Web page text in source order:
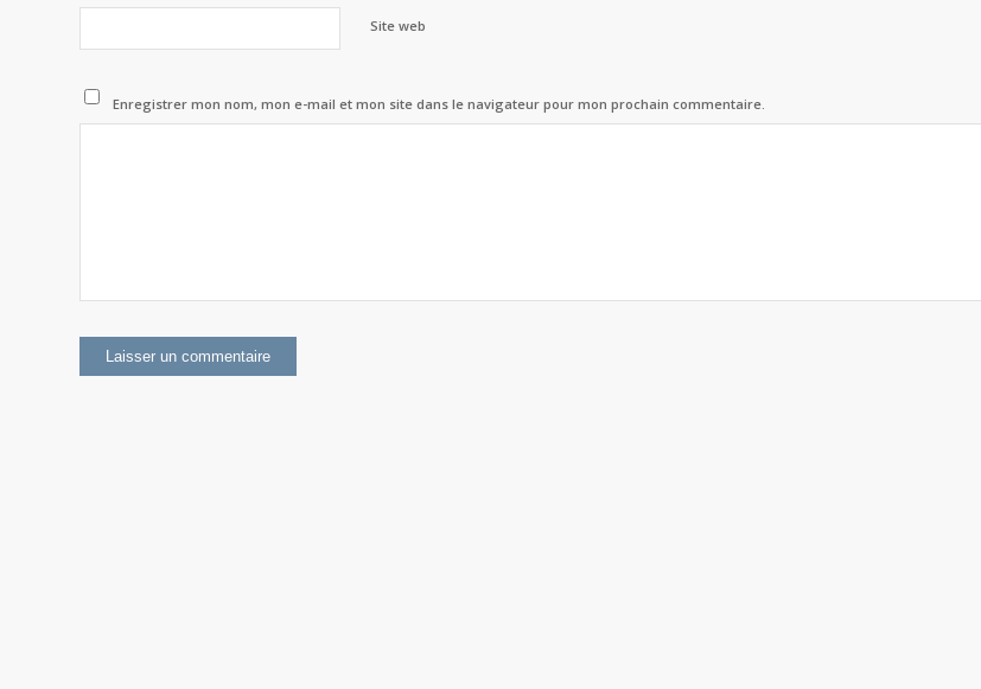
Site web
Enregistrer mon nom, mon e-mail et mon site dans le navigateur pour mon prochain commentaire.